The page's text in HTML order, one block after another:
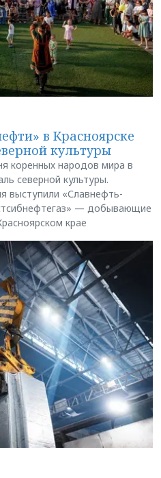
в Красноярске
культуры
коренных народов мира в
северной культуры.
выступили «Славнефть-
— добывающие
крае